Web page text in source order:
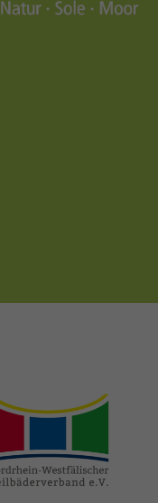
heilbaeder.de